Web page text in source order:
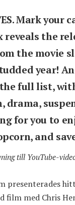
Mark your
reveals the
the movie
year!
full list,
drama,
for you to
and
till YouTube-
presenterades
film med Chris